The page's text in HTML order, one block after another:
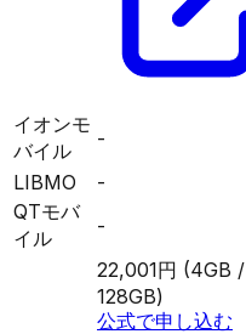
イオンモ
バイル
-
LIBMO
-
QTモバ
イル
-
22,001円 (4GB /
128GB)
公式で申し込む